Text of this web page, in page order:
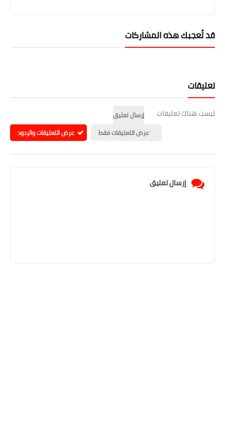
قد تُعجبك هذه المشاركات
تعليقات
ليست هناك تعليقات
إرسال تعليق
عرض التعليقات فقط
عرض التعليقات والردود
إرسال تعليق